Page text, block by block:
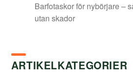
Barfotaskor för nybörjare –
utan skador
ARTIKELKATEGORIER